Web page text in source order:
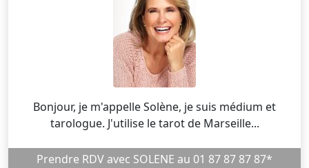
Bonjour, je m'appelle Solène, je suis médium et
tarologue. J'utilise le tarot de Marseille...
Prendre RDV avec SOLENE au 01 87 87 87 87*